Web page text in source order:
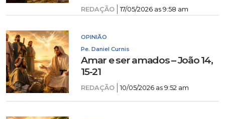
REDAÇÃO 17/05/2026 as 9:58 am
OPINIÃO
Pe. Daniel Curnis
Amar e ser amados – João 14,
15-21
REDAÇÃO 10/05/2026 as 9:52 am